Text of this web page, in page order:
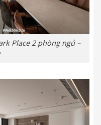
Place 2 phòng ngủ –